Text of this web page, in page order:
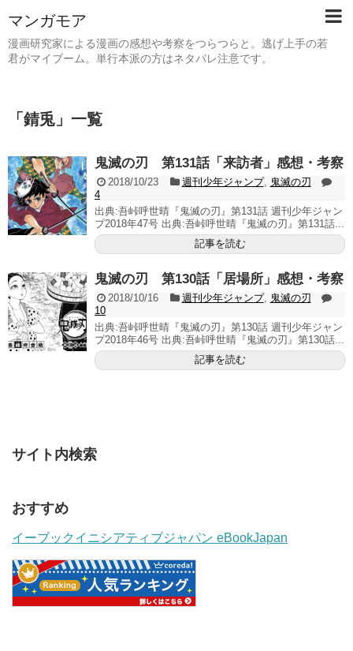
マンガモア
漫画研究家による漫画の感想や考察をつらつらと。逃げ上手の若
君がマイブーム。単行本派の方はネタバレ注意です。
「 錆兎 」 一覧
鬼滅の刃 第131話「来訪者」感想・考察
2018/10/23 週刊少年ジャンプ, 鬼滅の刃
4
出典:吾峠呼世晴『鬼滅の刃』第131話 週刊少年ジャン
プ2018年47号 出典:吾峠呼世晴『鬼滅の刃』第131話...
記事を読む
鬼滅の刃 第130話「居場所」感想・考察
2018/10/16 週刊少年ジャンプ, 鬼滅の刃
10
出典:吾峠呼世晴『鬼滅の刃』第130話 週刊少年ジャン
プ2018年46号 出典:吾峠呼世晴『鬼滅の刃』第130話...
記事を読む
サイト内検索
おすすめ
イーブックイニシアティブジャパン eBookJapan